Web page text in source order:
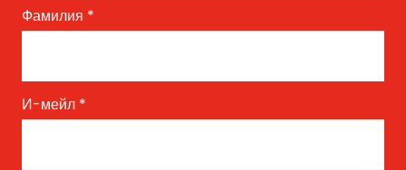
Фамилия *
И-мейл *